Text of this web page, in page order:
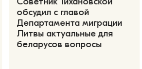
обсудил с главой
Департамента миграции
Литвы актуальные для
беларусов вопросы